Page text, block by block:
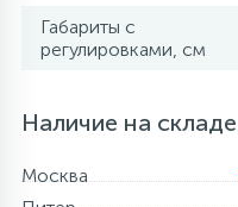
Габариты с
регулировками, см
Наличие на складе
Москва